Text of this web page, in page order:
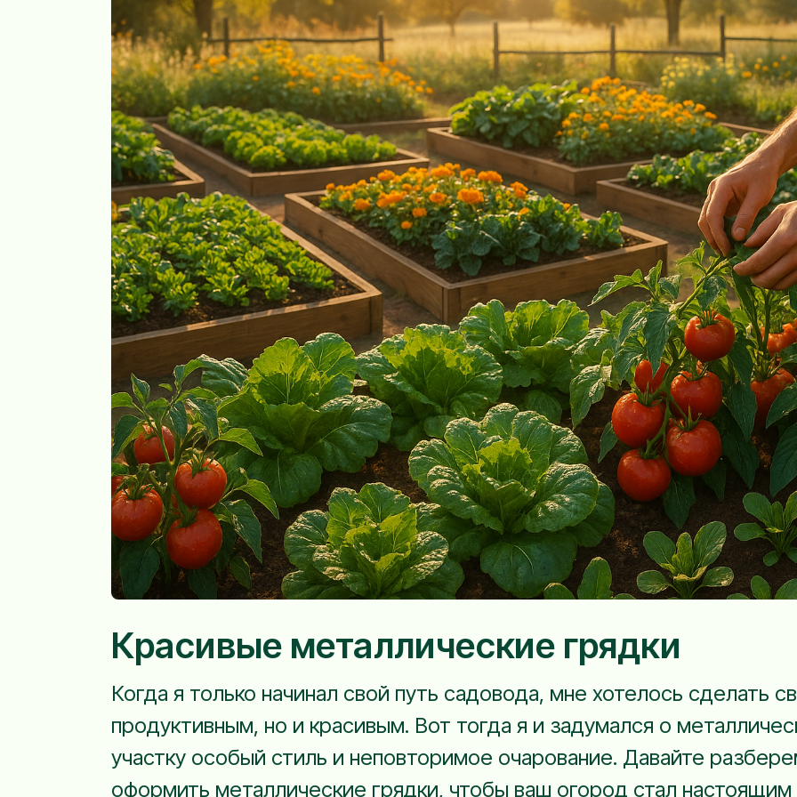
Красивые металлические грядки
Когда я только начинал свой путь садовода, мне хотелось сделать
продуктивным, но и красивым. Вот тогда я и задумался о
участку особый стиль и неповторимое очарование. Давайте
оформить металлические грядки, чтобы ваш огород стал